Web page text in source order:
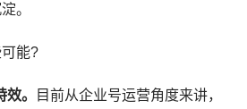
。
能?
。 目前从企业号运营角度来讲，